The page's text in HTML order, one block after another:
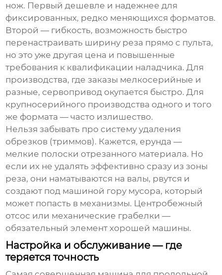
нож. Первый дешевле и надежнее для
фиксированных, редко меняющихся форматов.
Второй — гибкость, возможность быстро
перенастраивать ширину реза прямо с пульта,
но это уже другая цена и повышенные
требования к квалификации наладчика. Для
производства, где заказы мелкосерийные и
разные, сервопривод окупается быстро. Для
крупносерийного производства одного и того
же формата — часто излишество.
Нельзя забывать про систему удаления
обрезков (триммов). Кажется, ерунда —
мелкие полоски отрезанного материала. Но
если их не удалять эффективно сразу из зоны
реза, они наматываются на валы, рвутся и
создают под машиной гору мусора, который
может попасть в механизмы. Центробежный
отсос или механические грабелки —
обязательный элемент хорошей машины.
Настройка и обслуживание — где
теряется точность